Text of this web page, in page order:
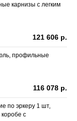
карнизы с легким
121 606 р.
профильные
116 078 р.
по эркеру 1 шт,
с